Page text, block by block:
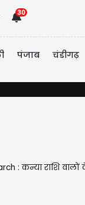
30
पंजाब चंडीगढ़
: कन्या राशि